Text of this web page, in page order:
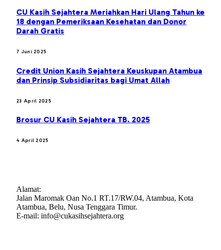
CU Kasih Sejahtera Meriahkan Hari Ulang Tahun ke
18 dengan Pemeriksaan Kesehatan dan Donor
Darah Gratis
7 Juni 2025
Credit Union Kasih Sejahtera Keuskupan Atambua
dan Prinsip Subsidiaritas bagi Umat Allah
23 April 2025
Brosur CU Kasih Sejahtera TB. 2025
4 April 2025
Alamat:
Jalan Maromak Oan No.1 RT.17/RW.04, Atambua, Kota
Atambua, Belu, Nusa Tenggara Timur.
E-mail: info@cukasihsejahtera.org